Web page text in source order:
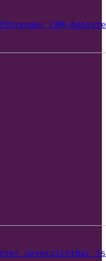
CRM-
unverzichtbar